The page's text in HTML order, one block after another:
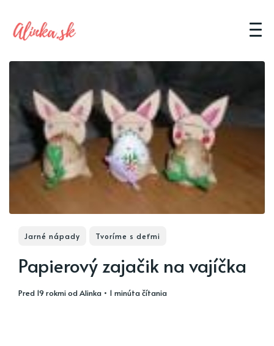
Jarné nápady Tvoríme s deťmi
Papierový zajačik na vajíčka
pred 19 rokmiodAlinka • 1 minúta čítania